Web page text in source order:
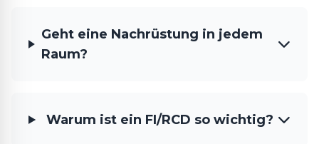
Geht eine Nachrüstung in jedem
Raum?
Warum ist ein FI/RCD so wichtig?